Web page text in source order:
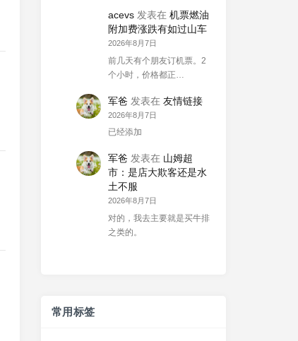
acevs 发表在 机票燃油
附加费涨跌有如过山车
2026年8月7日
前几天有个朋友订机票。2
个小时，价格都正…
军爸 发表在 友情链接
2026年8月7日
已经添加
军爸 发表在 山姆超
市：是店大欺客还是水
土不服
2026年8月7日
对的，我去主要就是买牛排
之类的。
常用标签